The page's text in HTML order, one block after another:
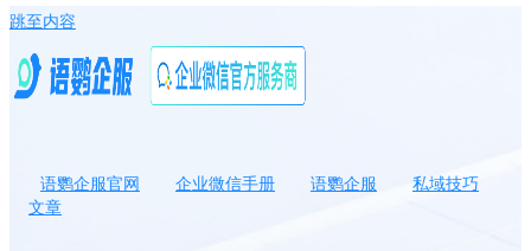
跳至内容
语鹦企服官网 企业微信手册 语鹦企服
私域技巧
文章